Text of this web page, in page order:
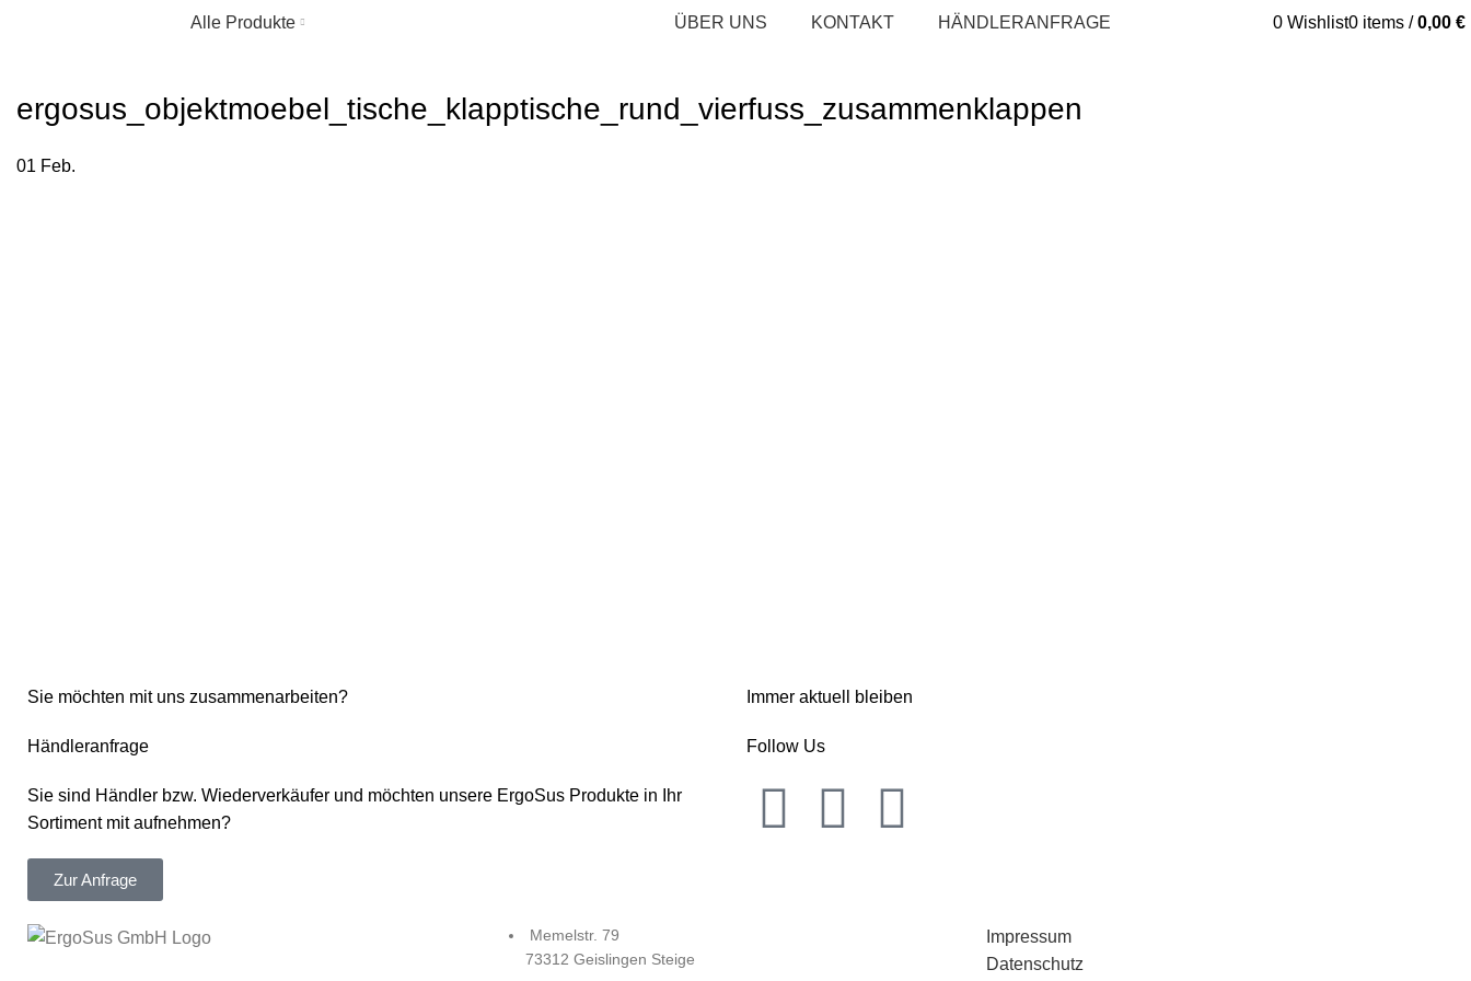
Alle Produkte ÜBER UNS KONTAKT HÄNDLERANFRAGE 0 Wishlist0 items / 0,00 €
ergosus_objektmoebel_tische_klapptische_rund_vierfuss_zusammenklappen
01 Feb.
Sie möchten mit uns zusammenarbeiten?
Händleranfrage
Sie sind Händler bzw. Wiederverkäufer und möchten unsere ErgoSus Produkte in Ihr
Sortiment mit aufnehmen?
Zur Anfrage
Immer aktuell bleiben
Follow Us
Memelstr. 79
73312 Geislingen Steige
Impressum
Datenschutz